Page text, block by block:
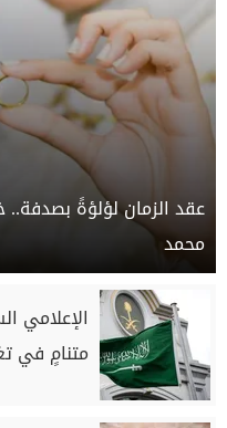
عقد الزمان لؤلؤةً
محمد
الإعلامي
متنامٍ في